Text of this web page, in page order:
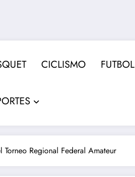
CICLISMO FUTBOL
Regional Federal Amateur